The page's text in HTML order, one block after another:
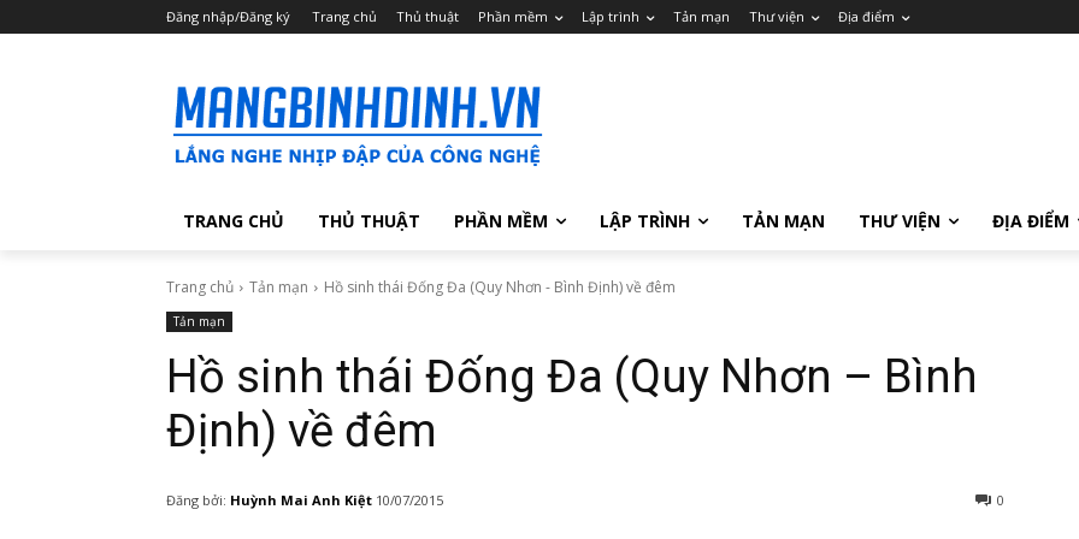
Đăng nhập/Đăng ký Trang chủ Thủ thuật Phần mềm Lập trình Tản mạn Thư viện Địa điểm
TRANG CHỦ THỦ THUẬT PHẦN MỀM LẬP TRÌNH TẢN MẠN THƯ VIỆN ĐỊA ĐIỂM
Trang chủ Tản mạn Hồ sinh thái Đống Đa (Quy Nhơn - Bình Định) về đêm
Tản mạn
Hồ sinh thái Đống Đa (Quy Nhơn – Bình
Định) về đêm
Đăng bởi: Huỳnh Mai Anh Kiệt 10/07/2015 0